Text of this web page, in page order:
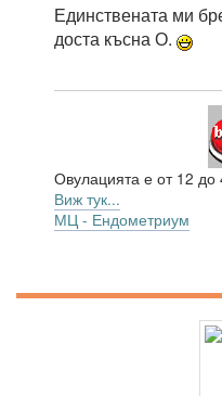
Единствената ми
доста късна О.
Овулацията е от 12 до
Виж тук...
МЦ - Ендометриум